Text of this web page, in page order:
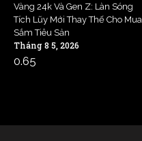
Vàng 24k Và Gen Z: Làn Sóng
Tích Lũy Mới Thay Thế Cho Mua
Sắm Tiêu Sản
Tháng 8 5, 2026